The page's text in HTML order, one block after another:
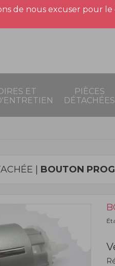
de nous excuser pour
ET
PIÈCES
DÉTACHÉES
| BOUTON